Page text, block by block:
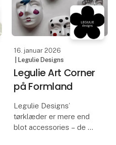
på den daglige styling.
Colour Molec
16. januar 2026
| Legulie Designs
Legulie Art Corner
på Formland
Legulie Designs’
tørklæder er mere end
blot accessories – de er